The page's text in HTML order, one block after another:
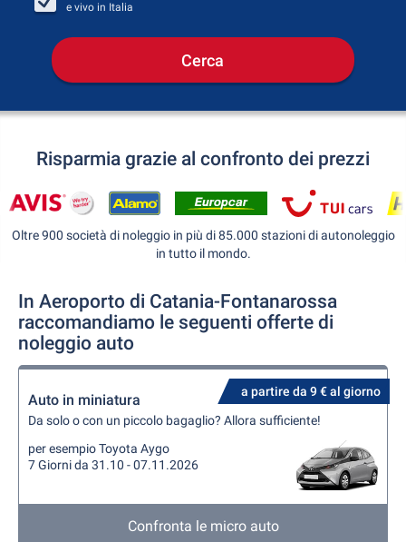
e vivo in Italia
Cerca
Risparmia grazie al confronto dei prezzi
Oltre 900 società di noleggio in più di 85.000 stazioni di autonoleggio
in tutto il mondo.
In Aeroporto di Catania-Fontanarossa
raccomandiamo le seguenti offerte di
noleggio auto
a partire da 9 € al giorno
Auto in miniatura
Da solo o con un piccolo bagaglio? Allora sufficiente!
per esempio Toyota Aygo
7 Giorni da 31.10 - 07.11.2026
Confronta le micro auto